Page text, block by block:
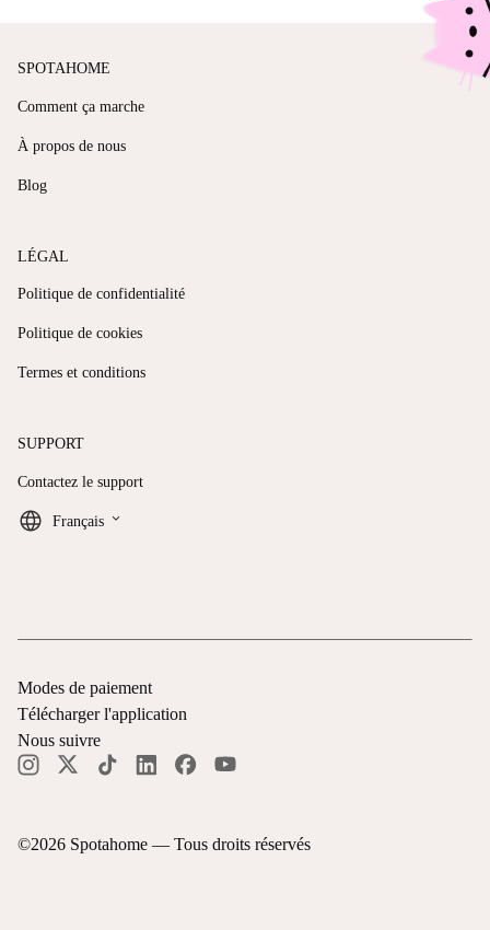
SPOTAHOME
Comment ça marche
À propos de nous
Blog
LÉGAL
Politique de confidentialité
Politique de cookies
Termes et conditions
SUPPORT
Contactez le support
Français keyboard_arrow_down
©2026 Spotahome — Tous droits réservés
Modes de paiement
Télécharger l'application
Nous suivre